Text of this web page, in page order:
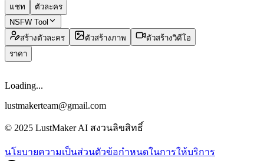
แชท
ตัวละคร
NSFW Tool
สร้างตัวละคร
ตัวสร้างภาพ
ตัวสร้างวิดีโอ
ราคา
Loading...
lustmakerteam@gmail.com
© 2025 LustMaker AI สงวนลิขสิทธิ์
นโยบายความเป็นส่วนตัวข้อกำหนดในการให้บริการ